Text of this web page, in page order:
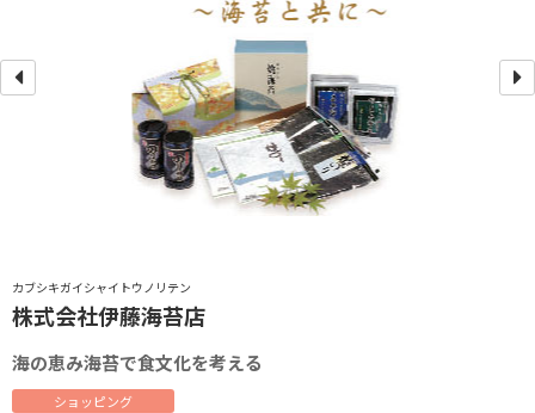
カブシキガイシャイトウノリテン
株式会社伊藤海苔店
海の恵み海苔で食文化を考える
ショッピング